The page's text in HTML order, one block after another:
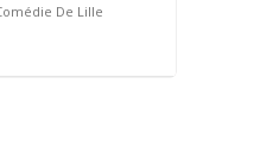
De Lille